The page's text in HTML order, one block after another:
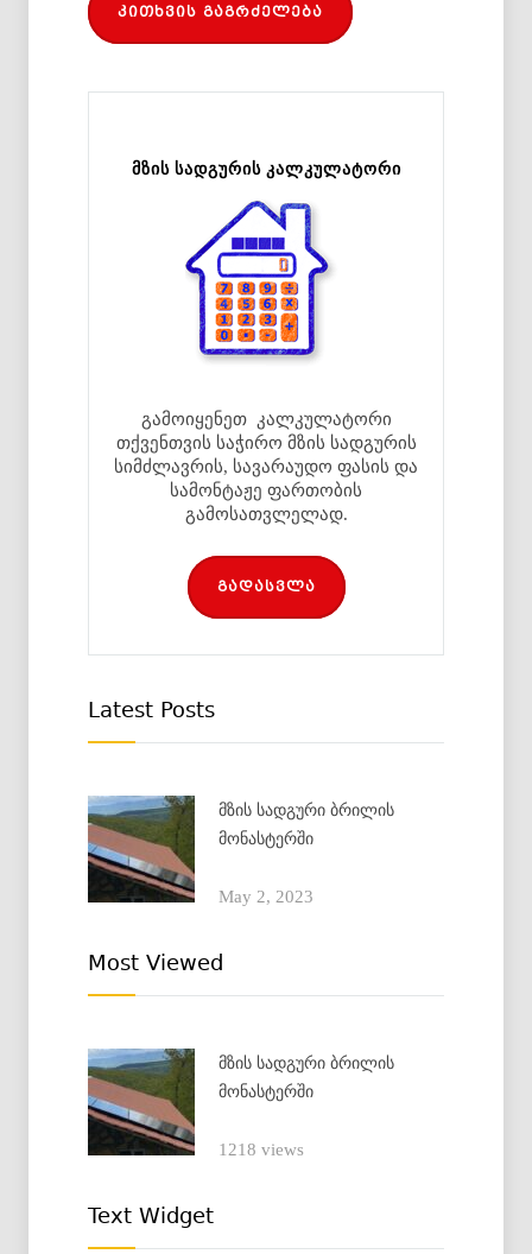
კითხვის გაგრძელება
მზის სადგურის კალკულატორი
გამოიყენეთ კალკულატორი
თქვენთვის საჭირო მზის სადგურის
სიმძლავრის, სავარაუდო ფასის და
სამონტაჟე ფართობის
გამოსათვლელად.
გადასვლა
Latest Posts
მზის სადგური ბრილის
მონასტერში
May 2, 2023
Most Viewed
მზის სადგური ბრილის
მონასტერში
1218 views
Text Widget